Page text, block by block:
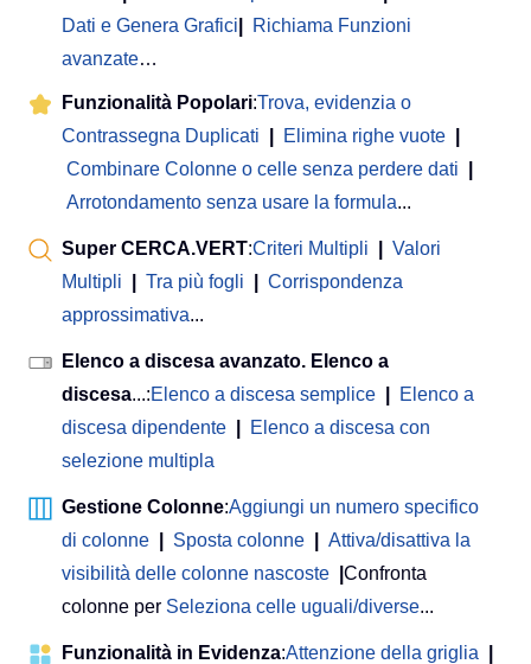
Dati e Genera Grafici
Richiama Funzioni
avanzate…
Funzionalità Popolari:Trova, evidenzia o
Contrassegna Duplicati
Elimina righe vuote
Combinare Colonne o celle senza perdere dati
Arrotondamento senza usare la formula...
Super CERCA.VERT:Criteri Multipli
Valori
Multipli
Tra più fogli
Corrispondenza
approssimativa...
Elenco a discesa avanzato. Elenco a
discesa...:Elenco a discesa semplice
Elenco a
discesa dipendente
Elenco a discesa con
selezione multipla
Gestione Colonne:Aggiungi un numero specifico
di colonne
Sposta colonne
Attiva/disattiva la
visibilità delle colonne nascoste
Confronta
colonne per Seleziona celle uguali/diverse...
Funzionalità in Evidenza:Attenzione della griglia